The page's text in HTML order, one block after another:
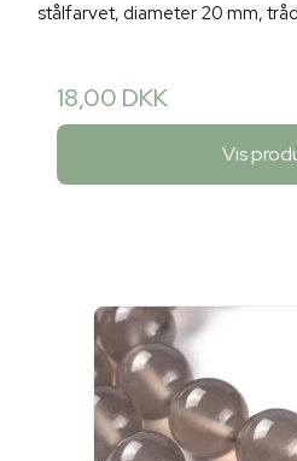
stålfarvet, diameter 20 mm,
18,00 DKK
Vis